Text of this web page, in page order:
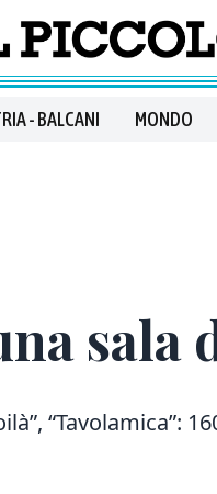
- BALCANI MONDO
sala
“Tavolamica”: